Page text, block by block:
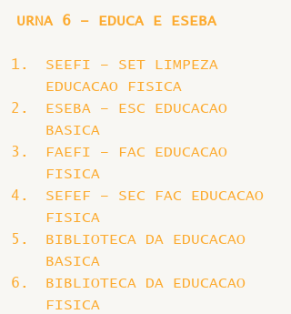
URNA 6 – EDUCA E ESEBA
SEEFI – SET LIMPEZA
EDUCACAO FISICA
ESEBA – ESC EDUCACAO
BASICA
FAEFI – FAC EDUCACAO
FISICA
SEFEF – SEC FAC EDUCACAO
FISICA
BIBLIOTECA DA EDUCACAO
BASICA
BIBLIOTECA DA EDUCACAO
FISICA